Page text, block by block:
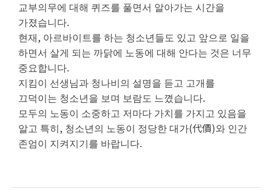
교부의무에 대해 퀴즈를 풀면서 알아가는 시간을
가졌습니다.
현재 , 아르바이트를 하는 청소년들도 있고 앞으로 일을
하면서 살게 되는 까닭에 노동에 대해 안다는 것은 너무
중요합니다.
지킴이 선생님과 청나비의 설명을 듣고 고개를
끄덕이는 청소년을 보며 보람도 느꼈습니다.
모두의 노동이 소중하고 저마다 가치를 가지고 있음을
알고 특히 , 청소년의 노동이 정당한 대가(代價)와 인간
존엄이 지켜지기를 바랍니다.